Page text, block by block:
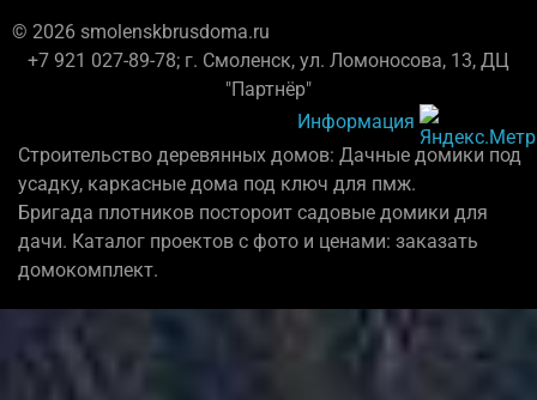
© 2026 smolenskbrusdoma.ru
+7 921 027-89-78; г. Смоленск, ул. Ломоносова, 13, ДЦ
"Партнёр"
Информация
Строительство деревянных домов: Дачные домики под
усадку, каркасные дома под ключ для пмж.
Бригада плотников постороит садовые домики для
дачи. Каталог проектов с фото и ценами: заказать
домокомплект.